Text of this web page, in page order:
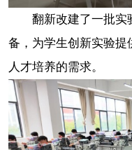
翻新改建了一批实
备，为学生创新实验提
人才培养的需求。